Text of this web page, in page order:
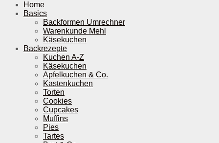
Home
Basics
Backformen Umrechner
Warenkunde Mehl
Käsekuchen
Backrezepte
Kuchen A-Z
Käsekuchen
Apfelkuchen & Co.
Kastenkuchen
Torten
Cookies
Cupcakes
Muffins
Pies
Tartes